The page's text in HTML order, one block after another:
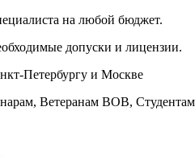
на любой бюджет.
допуски и лицензии.
Петербургу и Москве
Ветеранам ВОВ,